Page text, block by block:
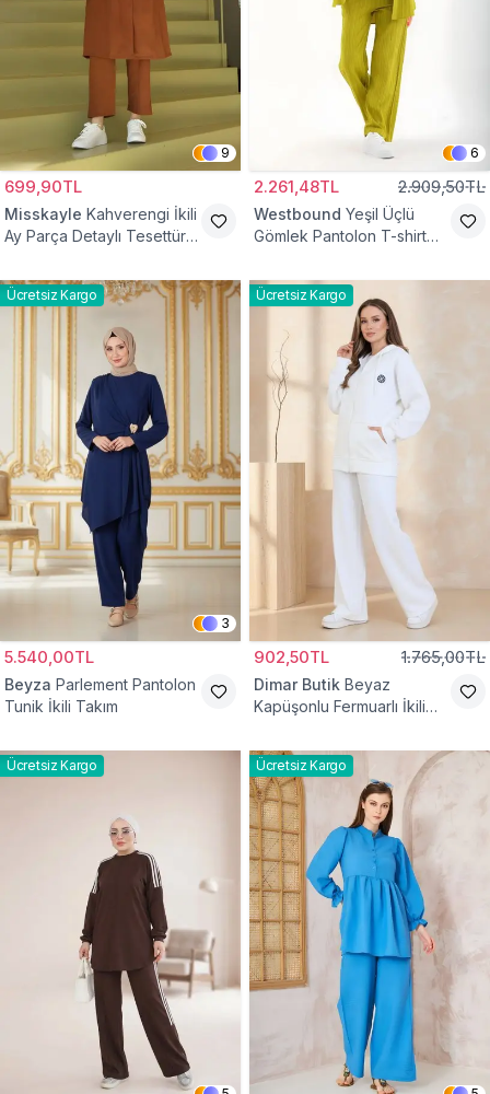
9
699,90TL
Misskayle Kahverengi İkili
Ay Parça Detaylı Tesettür
6
2.261,48TL 2.909,50TL
Westbound Yeşil Üçlü
Gömlek Pantolon T-shirt
Ücretsiz Kargo
3
5.540,00TL
Beyza Parlement Pantolon
Tunik İkili Takım
Ücretsiz Kargo
902,50TL 1.765,00TL
Dimar Butik Beyaz
Kapüşonlu Fermuarlı İkili
Ücretsiz Kargo Ücretsiz Kargo